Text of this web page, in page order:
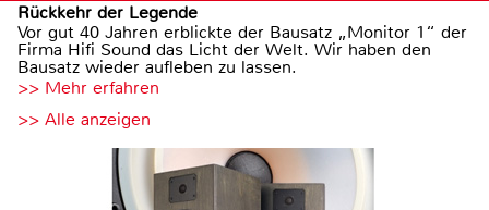
Rückkehr der Legende
Vor gut 40 Jahren erblickte der Bausatz „Monitor 1“ der
Firma Hifi Sound das Licht der Welt. Wir haben den
Bausatz wieder aufleben zu lassen.
>> Mehr erfahren
>> Alle anzeigen